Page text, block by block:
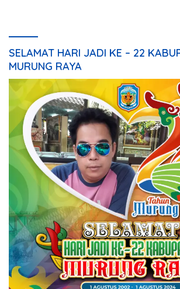
SELAMAT HARI JADI KE – 22
MURUNG RAYA